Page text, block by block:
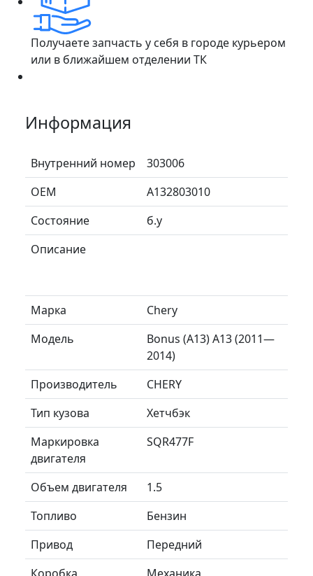
Получаете запчасть у себя в городе курьером
или в ближайшем отделении ТК
Информация
Внутренний номер
303006
ОЕМ
A132803010
Состояние
б.у
Описание
Марка
Chery
Модель
Bonus (A13) A13 (2011—
2014)
Производитель
CHERY
Тип кузова
Хетчбэк
Маркировка
двигателя
SQR477F
Объем двигателя
1.5
Топливо
Бензин
Привод
Передний